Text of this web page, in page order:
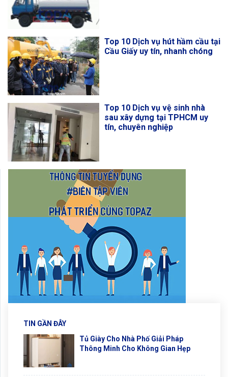
Top 10 Dịch vụ hút hầm cầu tại
Cầu Giấy uy tín, nhanh chóng
Top 10 Dịch vụ vệ sinh nhà
sau xây dựng tại TPHCM uy
tín, chuyên nghiệp
TIN GẦN ĐÂY
Tủ Giày Cho Nhà Phố Giải Pháp
Thông Minh Cho Không Gian Hẹp